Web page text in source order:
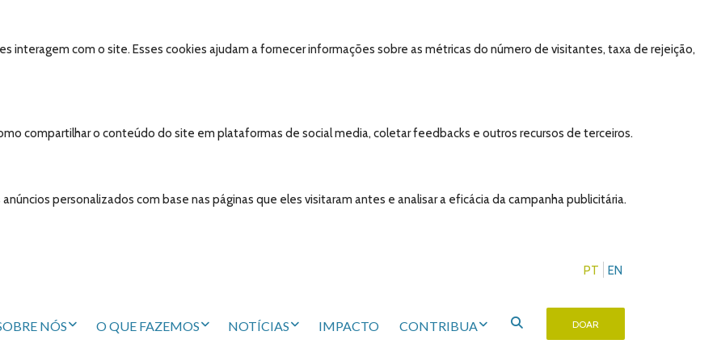
interagem com o site. Esses cookies ajudam a fornecer informações sobre as métricas do número de visitantes, taxa de rejeição,
compartilhar o conteúdo do site em plataformas de social media, coletar feedbacks e outros recursos de terceiros.
personalizados com base nas páginas que eles visitaram antes e analisar a eficácia da campanha publicitária.
PT EN
DOAR
NÓS O QUE FAZEMOS NOTÍCIAS IMPACTO CONTRIBUA